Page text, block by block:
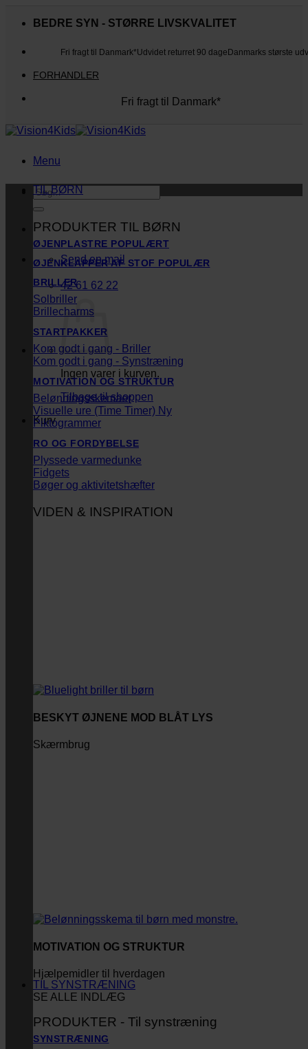
BEDRE SYN - STØRRE LIVSKVALITET
Fri fragt til Danmark*Udvidet returret 90 dage Danmarks største
FORHANDLER
Fri fragt til Danmark*
Menu
Søg
efter:
Send en mail
42 61 62 22
Ingen varer i kurven.
Tilbage til shoppen
Kurv
TIL BØRN
PRODUKTER TIL BØRN
ØJENPLASTRE
ØJENKLAPPER AF STOF
BRILLER
Solbriller
Brillecharms
STARTPAKKER
Kom godt i gang - Briller
Kom godt i gang - Synstræning
MOTIVATION OG STRUKTUR
Belønningsskemaer
Visuelle ure (Time Timer)
Piktogrammer
RO OG FORDYBELSE
Plyssede varmedunke
Fidgets
Bøger og aktivitetshæfter
VIDEN & INSPIRATION
BESKYT ØJNENE MOD BLÅT LYS
Skærmbrug
MOTIVATION OG STRUKTUR
Hjælpemidler til hverdagen
SE ALLE INDLÆG
TIL SYNSTRÆNING
PRODUKTER - Til synstræning
SYNSTRÆNING